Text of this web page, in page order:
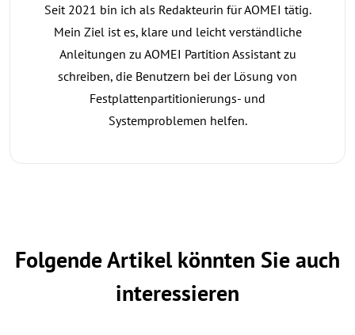
Seit 2021 bin ich als Redakteurin für AOMEI tätig.
Mein Ziel ist es, klare und leicht verständliche
Anleitungen zu AOMEI Partition Assistant zu
schreiben, die Benutzern bei der Lösung von
Festplattenpartitionierungs- und
Systemproblemen helfen.
Folgende Artikel könnten Sie auch
interessieren